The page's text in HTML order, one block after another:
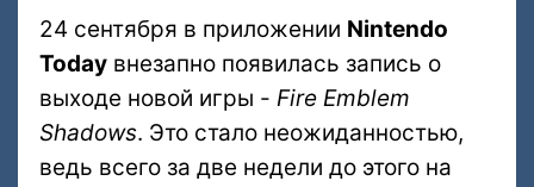
24 сентября в приложении Nintendo
Today внезапно появилась запись о
выходе новой игры - Fire Emblem
Shadows. Это стало неожиданностью,
ведь всего за две недели до этого на